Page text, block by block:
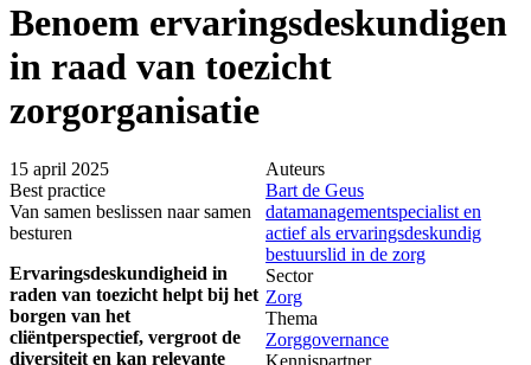
Benoem ervaringsdeskundigen
in raad van toezicht
zorgorganisatie
15 april 2025
Best practice
Van samen beslissen naar samen
besturen
Ervaringsdeskundigheid in
raden van toezicht helpt bij het
borgen van het
cliëntperspectief, vergroot de
diversiteit en kan relevante
Auteurs
Bart de Geus
datamanagementspecialist en
actief als ervaringsdeskundig
bestuurslid in de zorg
Sector
Zorg
Thema
Zorggovernance
Kennispartner